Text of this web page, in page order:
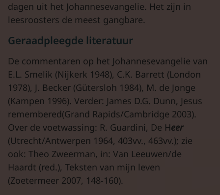
dagen uit het Johannesevangelie. Het zijn in
leesroosters de meest gangbare.
Geraadpleegde literatuur
De commentaren op het Johannesevangelie van
E.L. Smelik (Nijkerk 1948), C.K. Barrett (London
1978), J. Becker (Gütersloh 1984), M. de Jonge
(Kampen 1996). Verder: James D.G. Dunn, Jesus
remembered(Grand Rapids/Cambridge 2003).
Over de voetwassing: R. Guardini, De Heer
(Utrecht/Antwerpen 1964, 403vv., 463vv.); zie
ook: Theo Zweerman, in: Van Leeuwen/de
Haardt (red.), Teksten van mijn leven
(Zoetermeer 2007, 148-160).